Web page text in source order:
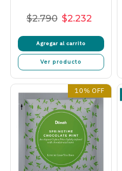
Precio
$2.790 Precio
venta
$2.232
Agregar al carrito
Ver producto
10% OFF